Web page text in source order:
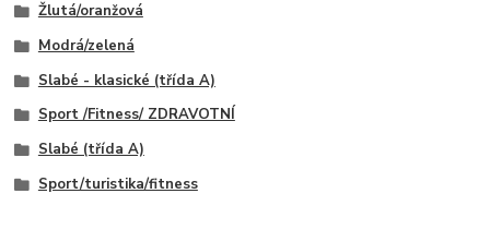
Žlutá/oranžová
Modrá/zelená
Slabé - klasické (třída A)
Sport /Fitness/ ZDRAVOTNÍ
Slabé (třída A)
Sport/turistika/fitness